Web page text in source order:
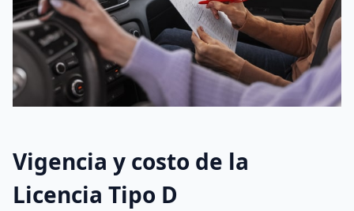
Vigencia y costo de la
Licencia Tipo D